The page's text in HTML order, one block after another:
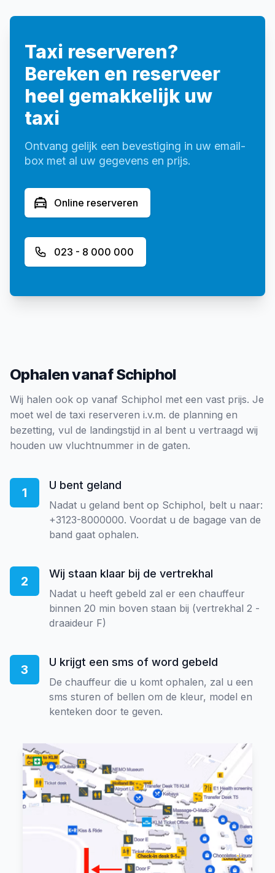
Taxi reserveren?
Bereken en reserveer
heel gemakkelijk uw
taxi
Ontvang gelijk een bevestiging in uw email-
box met al uw gegevens en prijs.
Online reserveren
023 - 8 000 000
Ophalen vanaf Schiphol
Wij halen ook op vanaf Schiphol met een vast prijs. Je
moet wel de taxi reserveren i.v.m. de planning en
bezetting, vul de landingstijd in al bent u vertraagd wij
houden uw vluchtnummer in de gaten.
1
U bent geland
Nadat u geland bent op Schiphol, belt u naar:
+3123-8000000. Voordat u de bagage van de
band gaat ophalen.
2
Wij staan klaar bij de vertrekhal
Nadat u heeft gebeld zal er een chauffeur
binnen 20 min boven staan bij (vertrekhal 2 -
draaideur F)
3
U krijgt een sms of word gebeld
De chauffeur die u komt ophalen, zal u een
sms sturen of bellen om de kleur, model en
kenteken door te geven.